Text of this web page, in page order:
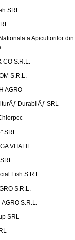
SRL
a Apicultorilor din
CO S.R.L.
S.R.L.
AGRO
DurabilÄƒ SRL
SRL
VITALIE
Fish S.R.L.
S.R.L.
S.R.L.
SRL